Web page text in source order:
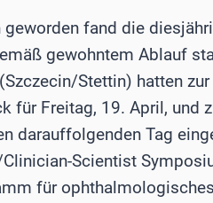
geworden fand die
gewohntem Ablauf
Stettin) hatten
für Freitag, 19. April, und
darauffolgenden Tag
Scientist
für